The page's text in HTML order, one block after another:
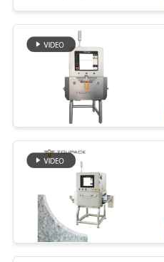
VISITA
FÁBRICA
CONTROL
CALIDAD
CONTÁCTENOS
pesador
multihead
linear del